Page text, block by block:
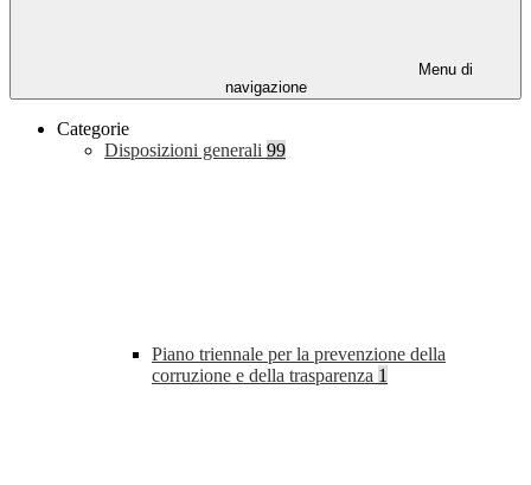
Menu di
navigazione
Categorie
Disposizioni generali 99
Piano triennale per la prevenzione della
corruzione e della trasparenza 1